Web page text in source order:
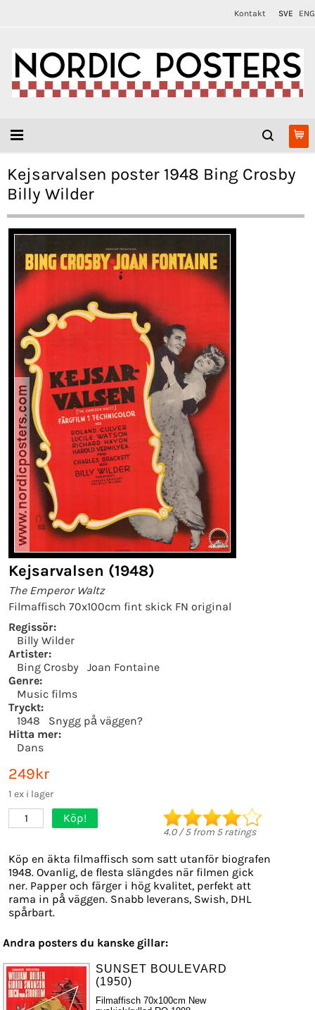
Kontakt SVE ENG
Kejsarvalsen poster 1948 Bing Crosby
Billy Wilder
Kejsarvalsen (1948)
The Emperor Waltz
Filmaffisch 70x100cm fint skick FN original
Regissör:
Billy Wilder
Artister:
Bing Crosby
Joan Fontaine
Genre:
Music films
Tryckt:
1948
Snygg på väggen?
Hitta mer:
Dans
249kr
1 ex i lager
1 Köp!
4.0/5from 5ratings
Köp en äkta filmaffisch som satt utanför biografen
1948. Ovanlig, de flesta slängdes när filmen gick
ner. Papper och färger i hög kvalitet, perfekt att
rama in på väggen. Snabb leverans, Swish, DHL
spårbart.
Andra posters du kanske gillar:
SUNSET BOULEVARD
(1950)
Filmaffisch 70x100cm New